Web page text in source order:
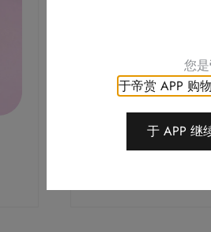
心上人
您是
于帝赏 APP 购物
于 APP 继